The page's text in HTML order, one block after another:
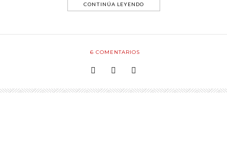
CONTINÚA LEYENDO
6 COMENTARIOS